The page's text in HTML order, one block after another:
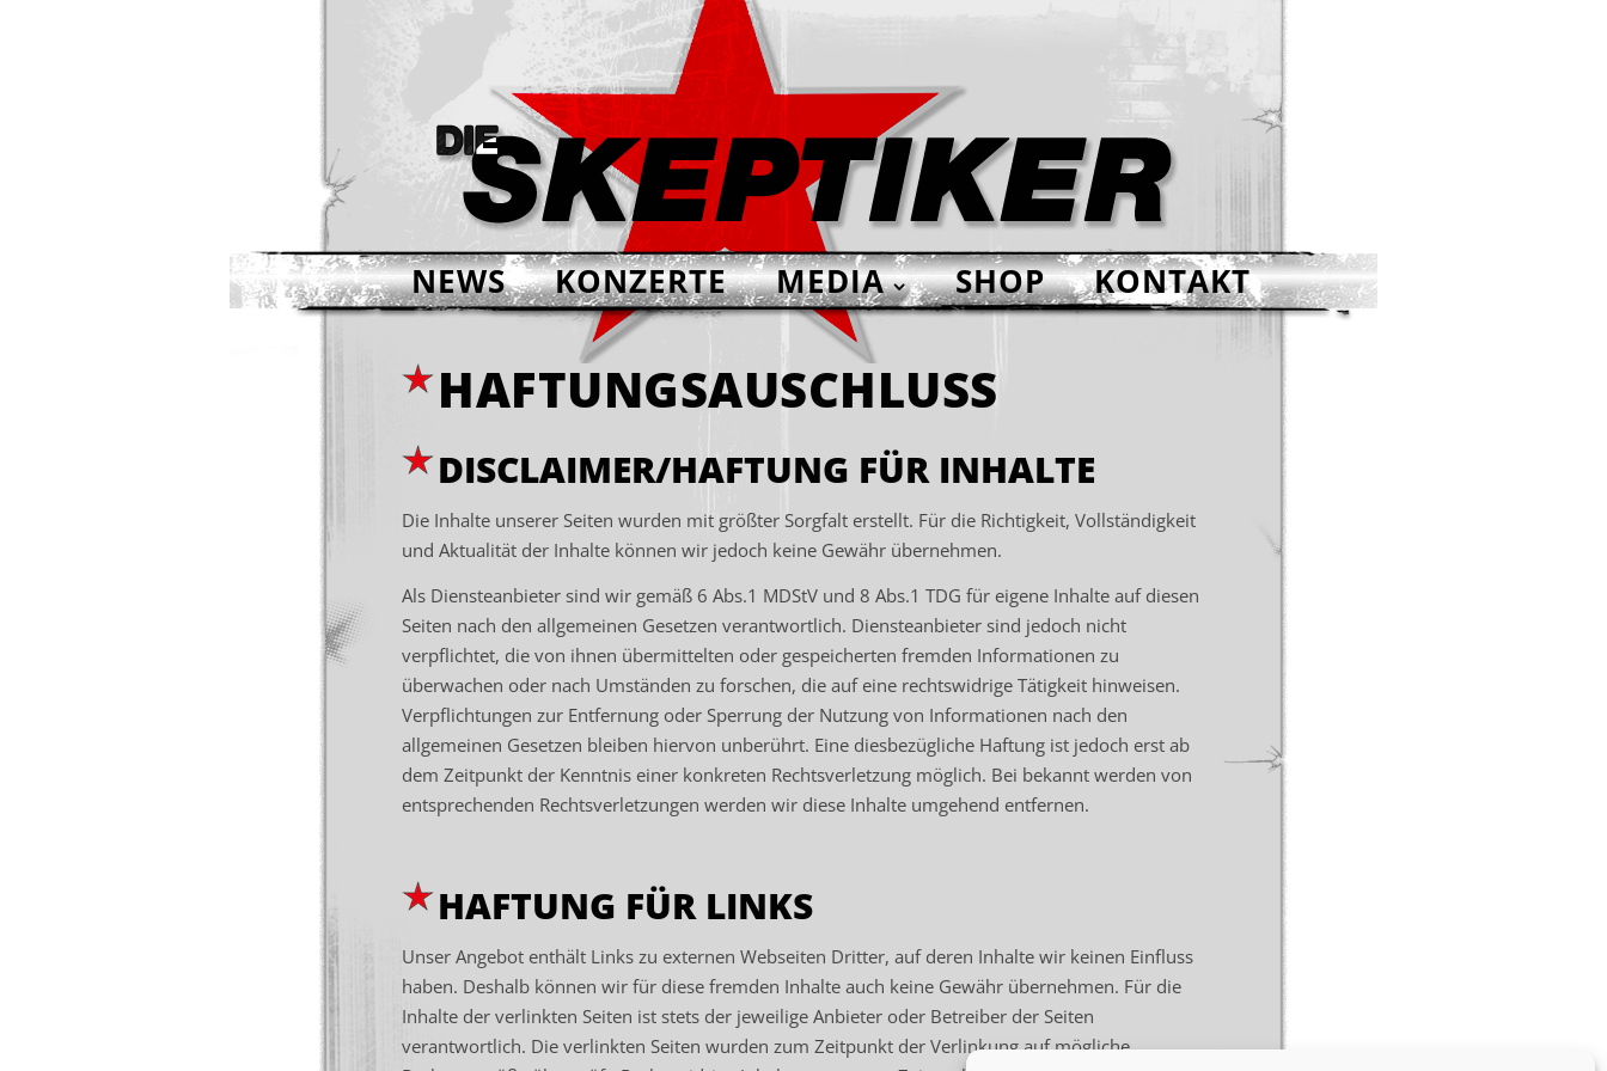
NEWS KONZERTE MEDIA SHOP KONTAKT
HAFTUNGSAUSCHLUSS
DISCLAIMER/HAFTUNG FÜR INHALTE
Die Inhalte unserer Seiten wurden mit größter Sorgfalt erstellt. Für die Richtigkeit, Vollständigkeit
und Aktualität der Inhalte können wir jedoch keine Gewähr übernehmen.
Als Diensteanbieter sind wir gemäß 6 Abs.1 MDStV und 8 Abs.1 TDG für eigene Inhalte auf diesen
Seiten nach den allgemeinen Gesetzen verantwortlich. Diensteanbieter sind jedoch nicht
verpflichtet, die von ihnen übermittelten oder gespeicherten fremden Informationen zu
überwachen oder nach Umständen zu forschen, die auf eine rechtswidrige Tätigkeit hinweisen.
Verpflichtungen zur Entfernung oder Sperrung der Nutzung von Informationen nach den
allgemeinen Gesetzen bleiben hiervon unberührt. Eine diesbezügliche Haftung ist jedoch erst ab
dem Zeitpunkt der Kenntnis einer konkreten Rechtsverletzung möglich. Bei bekannt werden von
entsprechenden Rechtsverletzungen werden wir diese Inhalte umgehend entfernen.
HAFTUNG FÜR LINKS
Unser Angebot enthält Links zu externen Webseiten Dritter, auf deren Inhalte wir keinen Einfluss
haben. Deshalb können wir für diese fremden Inhalte auch keine Gewähr übernehmen. Für die
Inhalte der verlinkten Seiten ist stets der jeweilige Anbieter oder Betreiber der Seiten
verantwortlich. Die verlinkten Seiten wurden zum Zeitpunkt der Verlinkung auf mögliche